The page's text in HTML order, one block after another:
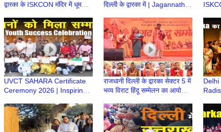
द्वारका के ISKCON मंदिर में धूमधाम
दिल्ली के द्वारका में | Jagannath
Jagannath
UVCT SAHARA Certificate
Ceremony 2026 | Inspiring
Dwarka Delhi | Uirvi Vikram
राजधानी दिल्ली के द्वारका सेक्टर 5 में
भव्य विराट हिंदू सम्मेलन का आयोजन
Delhi